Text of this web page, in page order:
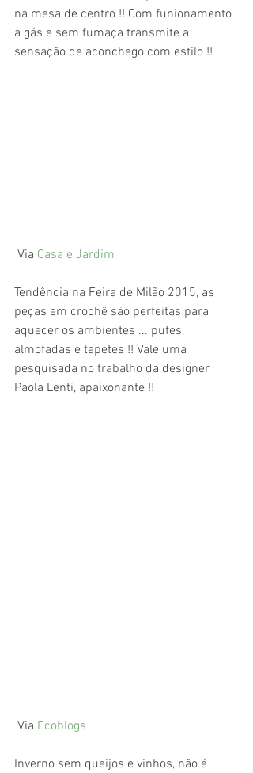
na mesa de centro !! Com funionamento
a gás e sem fumaça transmite a
sensação de aconchego com estilo !!
Via Casa e Jardim
Tendência na Feira de Milão 2015, as
peças em crochê são perfeitas para
aquecer os ambientes ... pufes,
almofadas e tapetes !! Vale uma
pesquisada no trabalho da designer
Paola Lenti, apaixonante !!
Via Ecoblogs
Inverno sem queijos e vinhos, não é